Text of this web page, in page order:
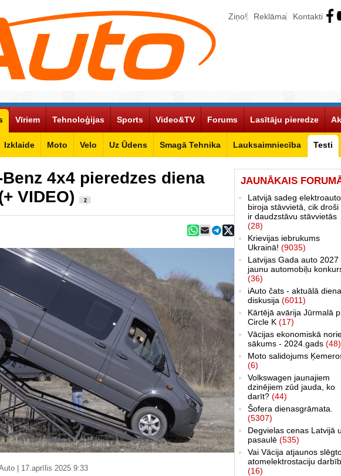
Ziņo! Reklāma Kontakti
Izklaide Moto Velo Uz Ūdens Smagā Tehnika Lauksaimniecība Testi
Vīriem Tehnoloģijas Sports Video&TV Forums Lasītāju pieredze
4x4 pieredzes diena
VIDEO)
2
| 17.aprīlis 2025 9:33
JAUNĀKAIS
Latvijā sadeg elektroauto
biroja stāvvietā, cik droši
ir daudzstāvu stāvvietās
(28)
Krievijas iebrukums
Ukrainā! (9035)
Latvijas Gada auto 2027
jaunu automobiļu
(36)
iAuto čats - aktuālā
diskusija (6011)
Kārtējā avārija Jūrmalā
Circle K (17)
Vācijas ekonomiskā
sākums - 2024.gads (48)
Moto salidojums
(6)
Volkswagen jaunajiem
dzinējiem zūd jauda, ko
darīt? (44)
Šofera dienasgrāmata.
(5307)
Degvielas cenas Latvijā
pasaulē (535)
Vai Vācija atjaunos
atomelektrostaciju
(16)